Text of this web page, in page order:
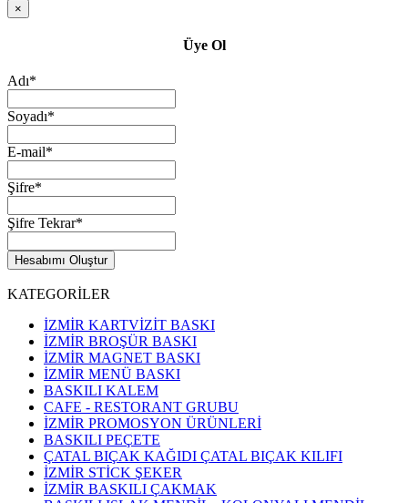
×
Üye Ol
Adı*
Soyadı*
E-mail*
Şifre*
Şifre Tekrar*
Hesabımı Oluştur
KATEGORİLER
İZMİR KARTVİZİT BASKI
İZMİR BROŞÜR BASKI
İZMİR MAGNET BASKI
İZMİR MENÜ BASKI
BASKILI KALEM
CAFE - RESTORANT GRUBU
İZMİR PROMOSYON ÜRÜNLERİ
BASKILI PEÇETE
ÇATAL BIÇAK KAĞIDI ÇATAL BIÇAK KILIFI
İZMİR STİCK ŞEKER
İZMİR BASKILI ÇAKMAK